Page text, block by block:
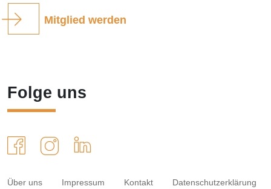
Mitglied werden
Folge uns
Über uns Impressum Kontakt Datenschutzerklärung